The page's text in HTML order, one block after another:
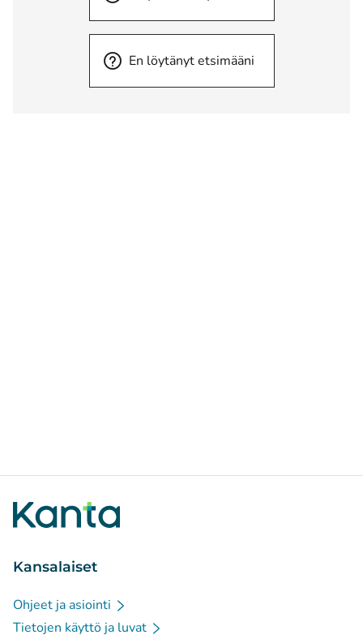
En löytänyt etsimääni
Kansalaiset
Ohjeet ja asiointi
Tietojen käyttö ja luvat